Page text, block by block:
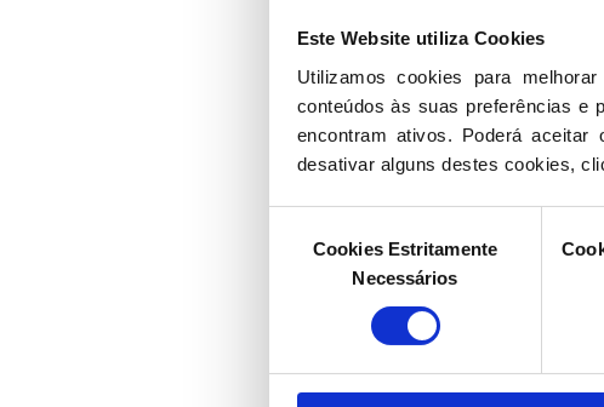
Este Website utiliza Cookies
Utilizamos cookies para
conteúdos às suas preferências e
encontram ativos. Poderá
desativar alguns destes cookies,
consentimento
Cookies Estritamente
Necessários
Vogais
André Coelho Lima
António Carvalho Martins
António Maló Abreu
João Cunha e Silva
Manuel Pinto Teixeira
Maria da Graça Carvalho
Ofélia Isabel Ramos
Rui Rocha